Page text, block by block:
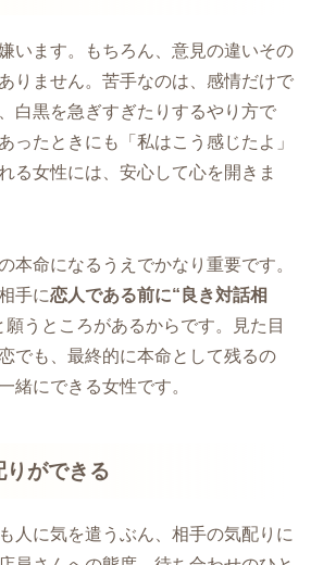
います。もちろん、意見の違いその
りません。苦手なのは、感情だけで
白黒を急ぎすぎたりするやり方で
ったときにも「私はこう感じたよ」
る女性には、安心して心を開きま
本命になるうえでかなり重要です。
手に恋人である前に“良き対話相
願うところがあるからです。見た目
でも、最終的に本命として残るの
緒にできる女性です。
りができる
人に気を遣うぶん、相手の気配りに